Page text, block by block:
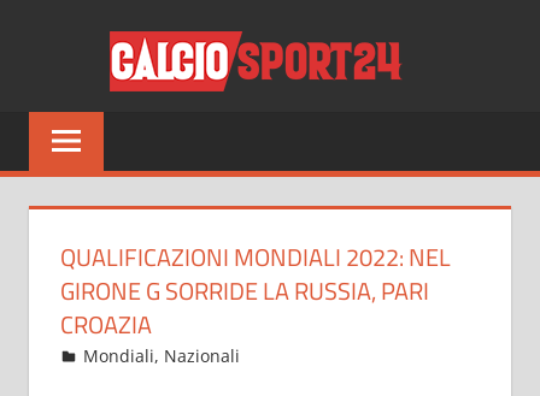
Tutto
sul
del
solo
QUALIFICAZIONI MONDIALI 2022: NEL
GIRONE G SORRIDE LA RUSSIA, PARI
CROAZIA
Ottobre 12, 2021
admin
Mondiali, Nazionali